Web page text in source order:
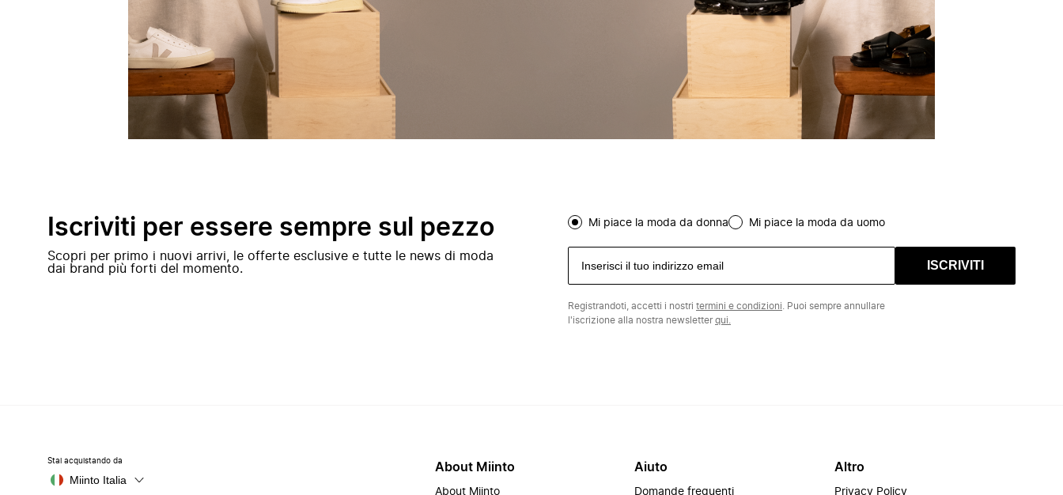
Iscriviti per essere sempre sul pezzo
Scopri per primo i nuovi arrivi, le offerte esclusive e tutte le news di moda
dai brand più forti del momento.
Mi piace la moda da donna Mi piace la moda da uomo
ISCRIVITI
Registrandoti, accetti i nostri termini e condizioni . Puoi sempre annullare
l'iscrizione alla nostra newsletterqui.
Stai acquistando da
Miinto Italia
About Miinto
About Miinto
Aiuto
Domande frequenti
Altro
Privacy Policy